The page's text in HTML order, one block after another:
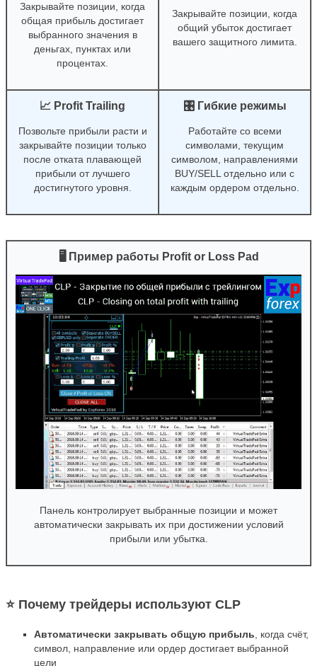
Закрывайте позиции, когда
общая прибыль достигает
выбранного значения в
деньгах, пунктах или
процентах.
Закрывайте позиции, когда
общий убыток достигает
вашего защитного лимита.
📈 Profit Trailing
Позвольте прибыли расти и
закрывайте позиции только
после отката плавающей
прибыли от лучшего
достигнутого уровня.
🎛 Гибкие режимы
Работайте со всеми
символами, текущим
символом, направлениями
BUY/SELL отдельно или с
каждым ордером отдельно.
🖥 Пример работы Profit or Loss Pad
Панель контролирует выбранные позиции и может
автоматически закрывать их при достижении условий
прибыли или убытка.
⭐ Почему трейдеры используют CLP
Автоматически закрывать общую прибыль , когда счёт,
символ, направление или ордер достигает выбранной
цели